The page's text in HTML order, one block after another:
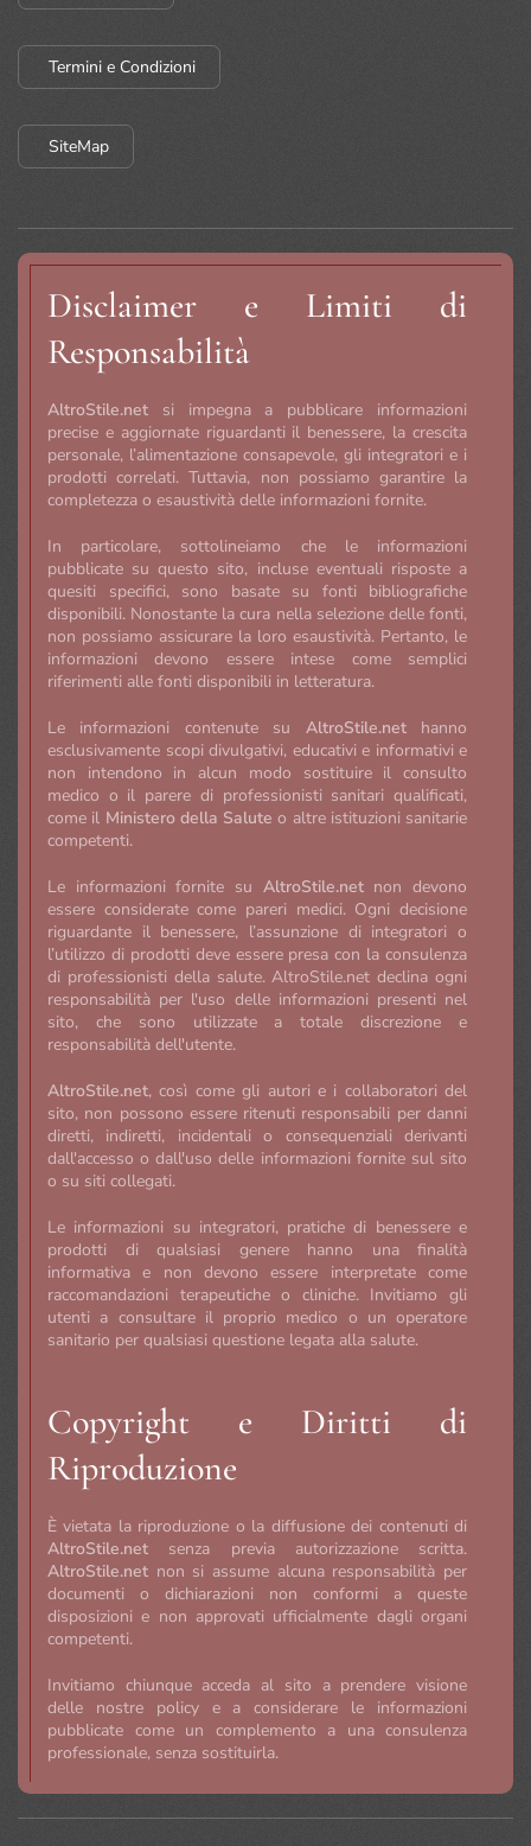
Termini e Condizioni
SiteMap
Disclaimer e Limiti di
Responsabilità
AltroStile.net si impegna a pubblicare informazioni
precise e aggiornate riguardanti il benessere, la crescita
personale, l’alimentazione consapevole, gli integratori e i
prodotti correlati. Tuttavia, non possiamo garantire la
completezza o esaustività delle informazioni fornite.
In particolare, sottolineiamo che le informazioni
pubblicate su questo sito, incluse eventuali risposte a
quesiti specifici, sono basate su fonti bibliografiche
disponibili. Nonostante la cura nella selezione delle fonti,
non possiamo assicurare la loro esaustività. Pertanto, le
informazioni devono essere intese come semplici
riferimenti alle fonti disponibili in letteratura.
Le informazioni contenute su AltroStile.nethanno
esclusivamente scopi divulgativi, educativi e informativi e
non intendono in alcun modo sostituire il consulto
medico o il parere di professionisti sanitari qualificati,
come il Ministero della Salute o altre istituzioni sanitarie
competenti.
Le informazioni fornite su AltroStile.netnon devono
essere considerate come pareri medici. Ogni decisione
riguardante il benessere, l’assunzione di integratori o
l’utilizzo di prodotti deve essere presa con la consulenza
di professionisti della salute. AltroStile.net declina ogni
responsabilità per l'uso delle informazioni presenti nel
sito, che sono utilizzate a totale discrezione e
responsabilità dell'utente.
AltroStile.net, così come gli autori e i collaboratori del
sito, non possono essere ritenuti responsabili per danni
diretti, indiretti, incidentali o consequenziali derivanti
dall'accesso o dall'uso delle informazioni fornite sul sito
o su siti collegati.
Le informazioni su integratori, pratiche di benessere e
prodotti di qualsiasi genere hanno una finalità
informativa e non devono essere interpretate come
raccomandazioni terapeutiche o cliniche. Invitiamo gli
utenti a consultare il proprio medico o un operatore
sanitario per qualsiasi questione legata alla salute.
Copyright e Diritti di
Riproduzione
È vietata la riproduzione o la diffusione dei contenuti di
AltroStile.net senza previa autorizzazione scritta.
AltroStile.net non si assume alcuna responsabilità per
documenti o dichiarazioni non conformi a queste
disposizioni e non approvati ufficialmente dagli organi
competenti.
Invitiamo chiunque acceda al sito a prendere visione
delle nostre policy e a considerare le informazioni
pubblicate come un complemento a una consulenza
professionale, senza sostituirla.